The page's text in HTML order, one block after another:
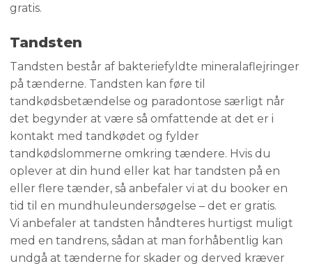
gratis.
Tandsten
Tandsten består af bakteriefyldte mineralaflejringer
på tænderne. Tandsten kan føre til
tandkødsbetændelse og paradontose særligt når
det begynder at være så omfattende at det er i
kontakt med tandkødet og fylder
tandkødslommerne omkring tændere. Hvis du
oplever at din hund eller kat har tandsten på en
eller flere tænder, så anbefaler vi at du booker en
tid til en mundhuleundersøgelse – det er gratis.
Vi anbefaler at tandsten håndteres hurtigst muligt
med en tandrens, sådan at man forhåbentlig kan
undgå at tænderne for skader og derved kræver